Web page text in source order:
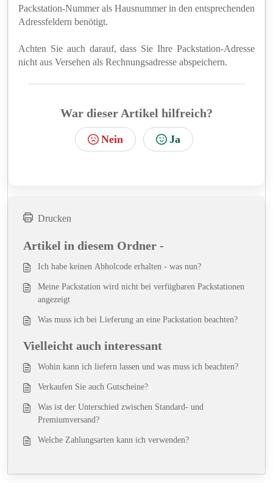
Packstation-Nummer als Hausnummer in den entsprechenden
Adressfeldern benötigt.
Achten Sie auch darauf, dass Sie Ihre Packstation-Adresse
nicht aus Versehen als Rechnungsadresse abspeichern.
War dieser Artikel hilfreich?
Nein Ja
Drucken
Artikel in diesem Ordner -
Ich habe keinen Abholcode erhalten - was nun?
Meine Packstation wird nicht bei verfügbaren Packstationen
angezeigt
Was muss ich bei Lieferung an eine Packstation beachten?
Vielleicht auch interessant
Wohin kann ich liefern lassen und was muss ich beachten?
Verkaufen Sie auch Gutscheine?
Was ist der Unterschied zwischen Standard- und
Premiumversand?
Welche Zahlungsarten kann ich verwenden?